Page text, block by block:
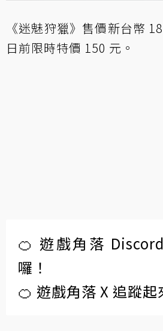
《迷魅狩獵》售價新台幣
日前限時特價 150 元。
🍊 遊戲角落
囉！
🍊 遊戲角落 X 追蹤起